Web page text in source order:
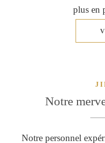
plus en
Notre
Notre personnel